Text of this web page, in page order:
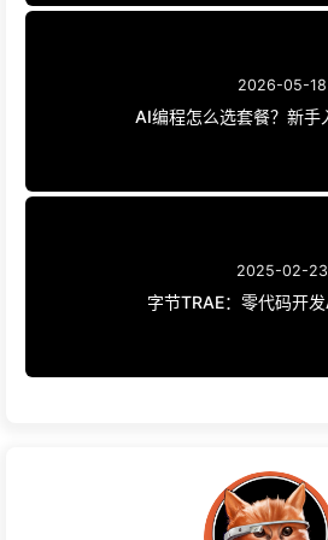
2026-05-18
AI编程怎么选套餐？新手
2025-02-23
字节TRAE：零代码开